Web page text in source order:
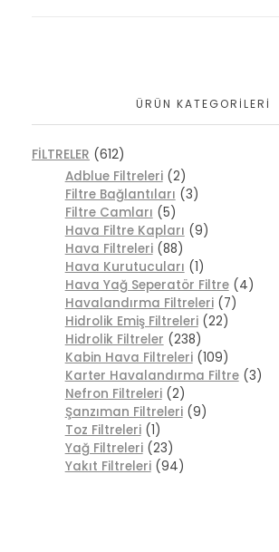
ÜRÜN KATEGORILERI
FİLTRELER (612)
Adblue Filtreleri (2)
Filtre Bağlantıları (3)
Filtre Camları (5)
Hava Filtre Kapları (9)
Hava Filtreleri (88)
Hava Kurutucuları (1)
Hava Yağ Seperatör Filtre (4)
Havalandırma Filtreleri (7)
Hidrolik Emiş Filtreleri (22)
Hidrolik Filtreler (238)
Kabin Hava Filtreleri (109)
Karter Havalandırma Filtre (3)
Nefron Filtreleri (2)
Şanzıman Filtreleri (9)
Toz Filtreleri (1)
Yağ Filtreleri (23)
Yakıt Filtreleri (94)